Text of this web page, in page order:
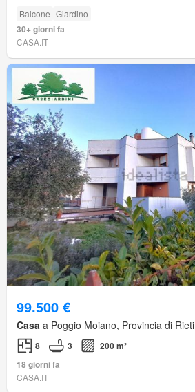
Balcone Giardino
30+ giorni fa
CASA.IT
99.500 €
Casa a Poggio Moiano, Provincia di Rieti
8 3
200 m²
18 giorni fa
CASA.IT